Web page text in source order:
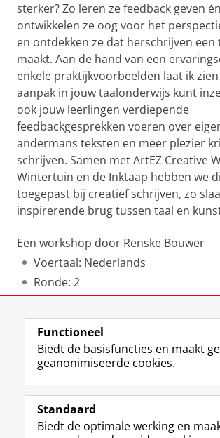
sterker? Zo leren ze feedback geven
ontwikkelen ze oog voor het
en ontdekken ze dat herschrijven
maakt. Aan de hand van een
enkele praktijkvoorbeelden laat ik
aanpak in jouw taalonderwijs kunt
ook jouw leerlingen verdiepende
feedbackgesprekken voeren over
andermans teksten en meer plezier
schrijven. Samen met ArtEZ Creative
Wintertuin en de Inktaap hebben we
toegepast bij creatief schrijven, zo
inspirerende brug tussen taal en
Een workshop door Renske Bouwer
Voertaal: Nederlands
Ronde: 2
Laatst gewijzigd: 10 november 2025
Volg de RUG
F
a
e
L
i
k
R
S
-
Studiekiezers
Functioneel
Biedt de basisfuncties en maakt
geanonimiseerde cookies.
Standaard
Biedt de optimale werking en